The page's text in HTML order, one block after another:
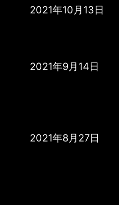
2021年10月13日
2021年9月14日
2021年8月27日